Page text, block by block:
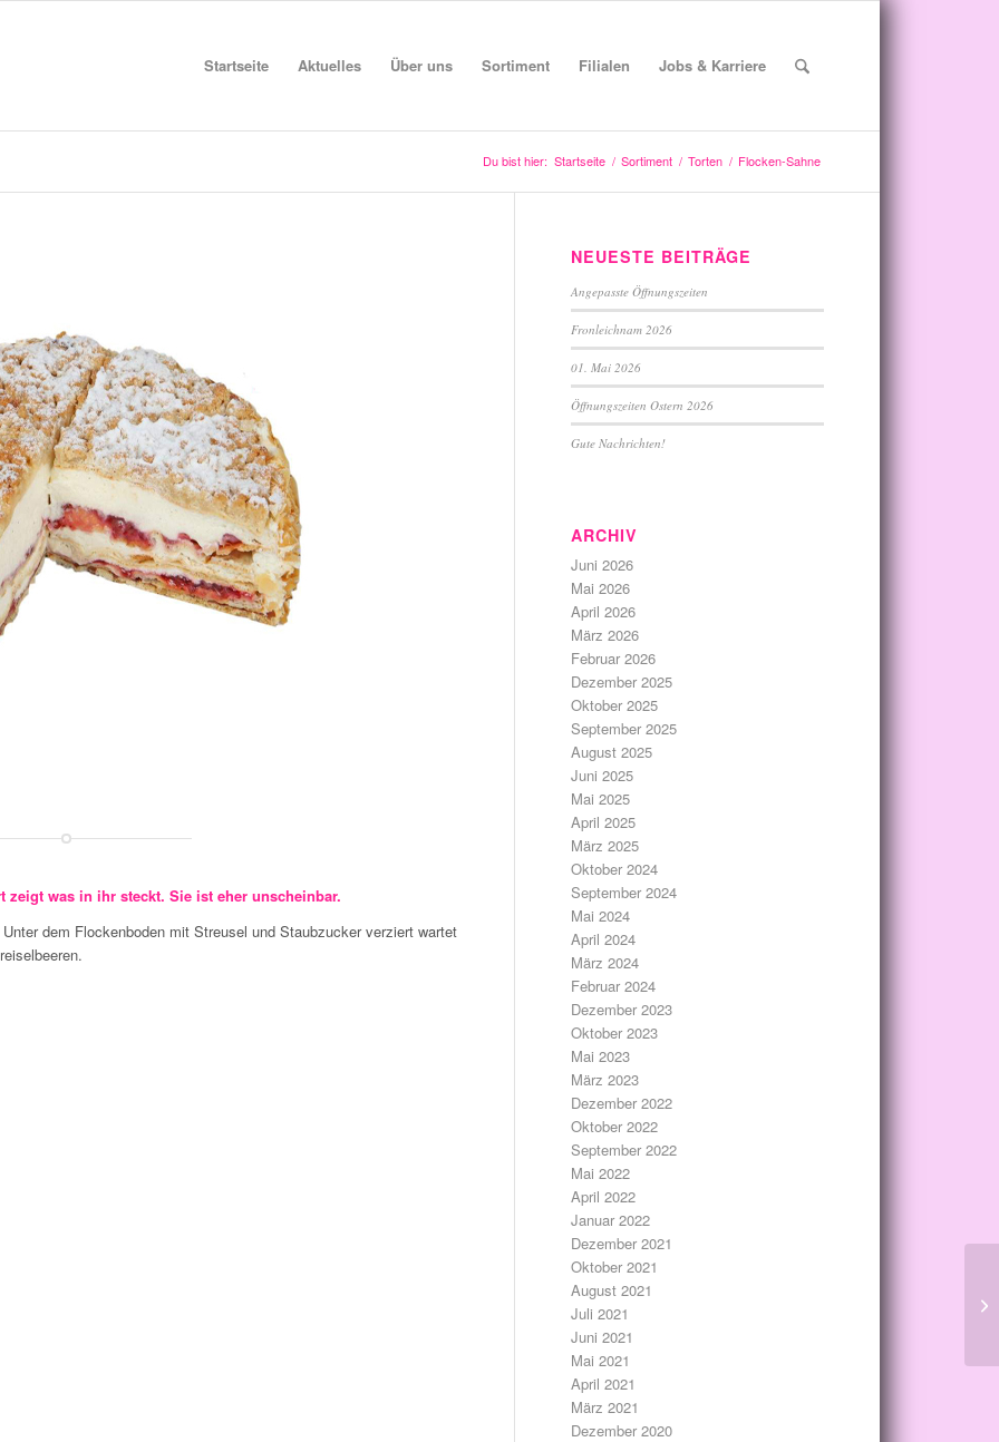
Startseite Aktuelles Über uns Sortiment Filialen Jobs & Karriere
Du bist hier: Startseite / Sortiment / Torten / Flocken-Sahne
was in ihr steckt. Sie ist eher unscheinbar.
dem Flockenboden mit Streusel und Staubzucker verziert wartet
NEUESTE BEITRÄGE
Angepasste Öffnungszeiten
Fronleichnam 2026
01. Mai 2026
Öffnungszeiten Ostern 2026
Gute Nachrichten!
ARCHIV
Juni 2026
Mai 2026
April 2026
März 2026
Februar 2026
Dezember 2025
Oktober 2025
September 2025
August 2025
Juni 2025
Mai 2025
April 2025
März 2025
Oktober 2024
September 2024
Mai 2024
April 2024
März 2024
Februar 2024
Dezember 2023
Oktober 2023
Mai 2023
März 2023
Dezember 2022
Oktober 2022
September 2022
Mai 2022
April 2022
Januar 2022
Dezember 2021
Oktober 2021
August 2021
Juli 2021
Juni 2021
Mai 2021
April 2021
März 2021
Dezember 2020